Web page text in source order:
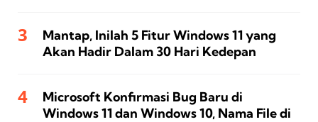
Mantap, Inilah 5 Fitur Windows 11 yang
Akan Hadir Dalam 30 Hari Kedepan
Microsoft Konfirmasi Bug Baru di
Windows 11 dan Windows 10, Nama File di